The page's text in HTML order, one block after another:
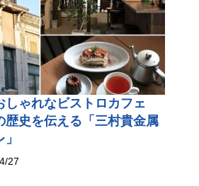
しゃれなビストロカフェ
歴史を伝える「三村貴金属
27